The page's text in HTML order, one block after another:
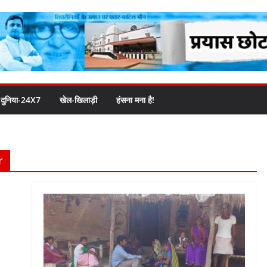
दुनिया-24X7 खेल-खिलाड़ी हंसना मना है!